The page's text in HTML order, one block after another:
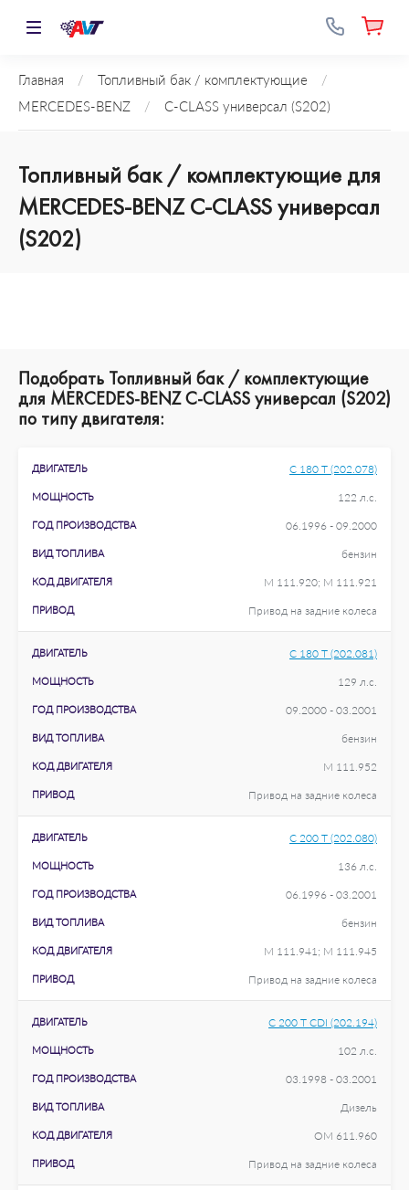
Главная / Топливный бак / комплектующие
/
MERCEDES-BENZ
/ C-CLASS универсал (S202)
Топливный бак / комплектующие для
MERCEDES-BENZ C-CLASS универсал
(S202)
Подобрать Топливный бак / комплектующие
для MERCEDES-BENZ C-CLASS универсал (S202)
по типу двигателя:
ДВИГАТЕЛЬ C 180 T (202.078)
МОЩНОСТЬ 122 л.с.
ГОД ПРОИЗВОДСТВА 06.1996 - 09.2000
ВИД ТОПЛИВА бензин
КОД ДВИГАТЕЛЯ M 111.920; M 111.921
ПРИВОД Привод на задние колеса
ДВИГАТЕЛЬ C 180 T (202.081)
МОЩНОСТЬ 129 л.с.
ГОД ПРОИЗВОДСТВА 09.2000 - 03.2001
ВИД ТОПЛИВА бензин
КОД ДВИГАТЕЛЯ M 111.952
ПРИВОД Привод на задние колеса
ДВИГАТЕЛЬ C 200 T (202.080)
МОЩНОСТЬ 136 л.с.
ГОД ПРОИЗВОДСТВА 06.1996 - 03.2001
ВИД ТОПЛИВА бензин
КОД ДВИГАТЕЛЯ M 111.941; M 111.945
ПРИВОД Привод на задние колеса
ДВИГАТЕЛЬ C 200 T CDI (202.194)
МОЩНОСТЬ 102 л.с.
ГОД ПРОИЗВОДСТВА 03.1998 - 03.2001
ВИД ТОПЛИВА Дизель
КОД ДВИГАТЕЛЯ OM 611.960
ПРИВОД Привод на задние колеса